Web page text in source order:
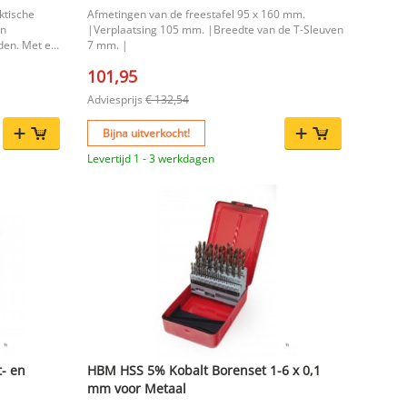
Met een
voor
gebruik
handige
Afmetingen van de freestafel 95 x 160 mm.
|Verplaatsing 105 mm. |Breedte van de T-Sleuven
7 mm. |
101,95
Adviesprijs € 132,54
Bijna uitverkocht!
Levertijd 1 - 3 werkdagen
en
HBM HSS 5% Kobalt Borenset 1-6 x 0,1
mm voor Metaal